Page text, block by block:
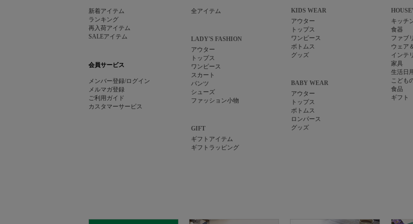
新着アイテム
ランキング
再入荷アイテム
SALEアイテム
会員サービス
メンバー登録/ログイン
メルマガ登録
ご利用ガイド
カスタマーサービス
全アイテム
LADY'S FASHION
アウター
トップス
ワンピース
スカート
パンツ
シューズ
ファッション小物
GIFT
ギフトアイテム
ギフトラッピング
KIDS WEAR
アウター
トップス
ワンピース
ボトムス
グッズ
BABY WEAR
アウター
トップス
ボトムス
ロンパース
グッズ
キッチ
食器
ファブ
ウェア
インテ
家具
生活日
こども
食品
ギフト